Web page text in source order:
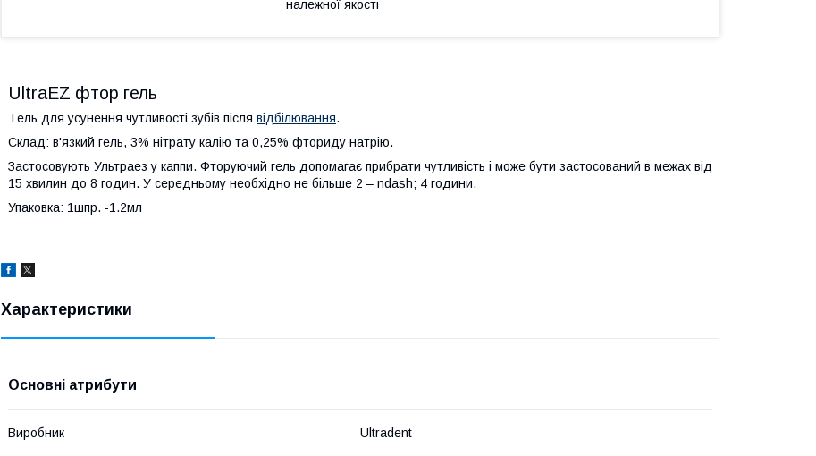
належної якості
UltraEZ фтор гель
Гель для усунення чутливості зубів після відбілювання.
Склад: в'язкий гель, 3% нітрату калію та 0,25% фториду натрію.
Застосовують Ультраез у каппи. Фторуючий гель допомагає прибрати чутливість і може бути застосований в межах від
15 хвилин до 8 годин. У середньому необхідно не більше 2 – ndash; 4 години.
Упаковка: 1шпр. -1.2мл
Характеристики
Основні атрибути
Виробник Ultradent